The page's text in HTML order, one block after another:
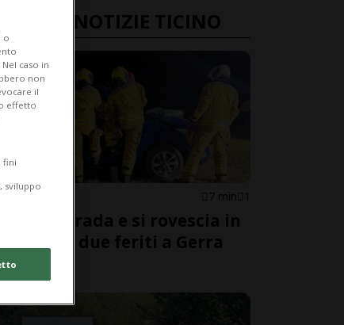
ULTIME NOTIZIE TICINO
VERZASCA 7 min 1
Esce di strada e si rovescia in
un prato: due feriti a Gerra
o
caso in
non
il
effetto
fini
sviluppo